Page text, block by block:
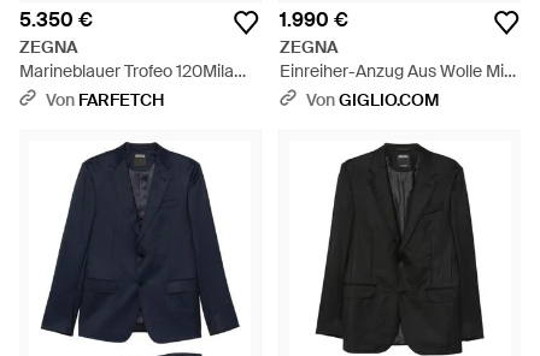
5.350 €
ZEGNA
Marineblauer Trofeo 120Mila
Wollanzug
Von FARFETCH
1.990 €
ZEGNA
Einreiher-Anzug Aus Wolle Mit
Nadelstreifenmuster - Blau
VonGIGLIO.COM